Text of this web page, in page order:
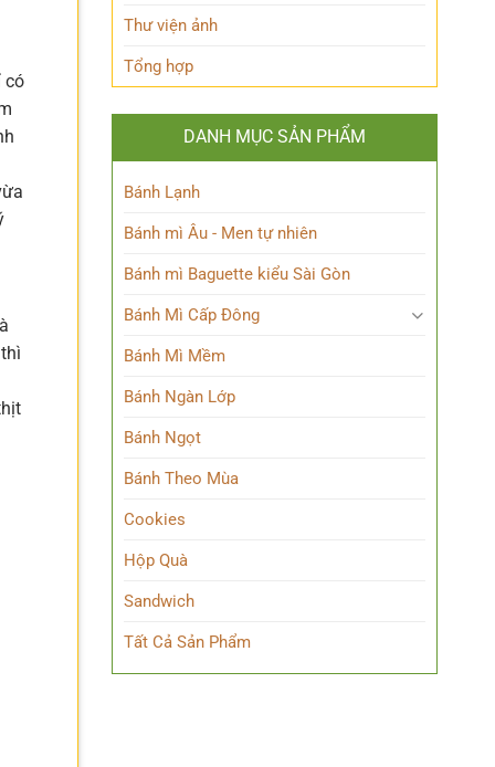
có
Thư viện ảnh
Tổng hợp
DANH MỤC SẢN PHẨM
Bánh Lạnh
Bánh mì Âu - Men tự nhiên
Bánh mì Baguette kiểu Sài Gòn
Bánh Mì Cấp Đông
Bánh Mì Mềm
Bánh Ngàn Lớp
Bánh Ngọt
Bánh Theo Mùa
Cookies
Hộp Quà
Sandwich
Tất Cả Sản Phẩm